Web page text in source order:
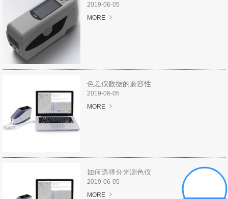
图像测试方案
透过率仪/雾度计
色差宝
产品新闻
公司新闻
行业新闻
行业知识
2019-06-05
MORE
色差仪数据的兼容性
2019-06-05
MORE
如何选择分光测色仪
2019-06-05
MORE